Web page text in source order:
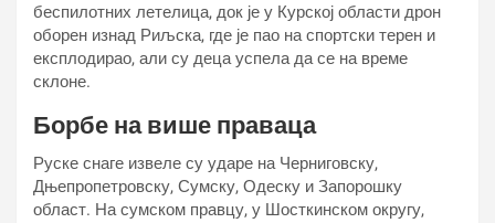
беспилотних летелица, док је у Курској области дрон
оборен изнад Риљска, где је пао на спортски терен и
експлодирао, али су деца успела да се на време
склоне.
Борбе на више праваца
Руске снаге извеле су ударе на Черниговску,
Дњепропетровску, Сумску, Одеску и Запорошку
област. На сумском правцу, у Шосткинском округу,